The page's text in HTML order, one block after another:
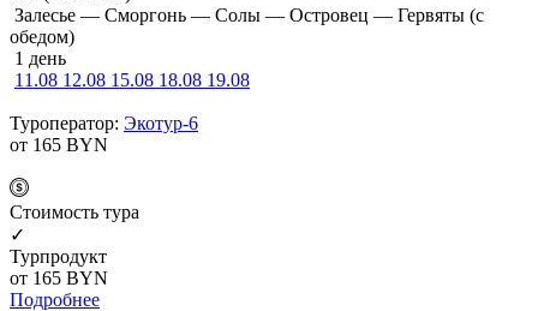
Залесье — Сморгонь — Солы — Островец — Гервяты (с
обедом)
1 день
11.08 12.08 15.08 18.08 19.08
Туроператор: Экотур-6
от 165 BYN
Cтоимость тура
✓
Турпродукт
от 165 BYN
Подробнее